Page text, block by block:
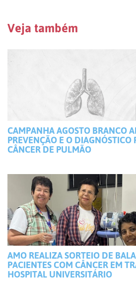
Veja também
CAMPANHA AGOSTO BRANCO
PREVENÇÃO E O DIAGNÓSTICO
CÂNCER DE PULMÃO
AMO REALIZA SORTEIO DE
PACIENTES COM CÂNCER EM
HOSPITAL UNIVERSITÁRIO